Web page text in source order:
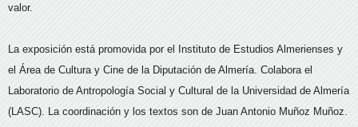
valor.
La exposición está promovida por el Instituto de Estudios Almerienses y
el Área de Cultura y Cine de la Diputación de Almería. Colabora el
Laboratorio de Antropología Social y Cultural de la Universidad de Almería
(LASC). La coordinación y los textos son de Juan Antonio Muñoz Muñoz.